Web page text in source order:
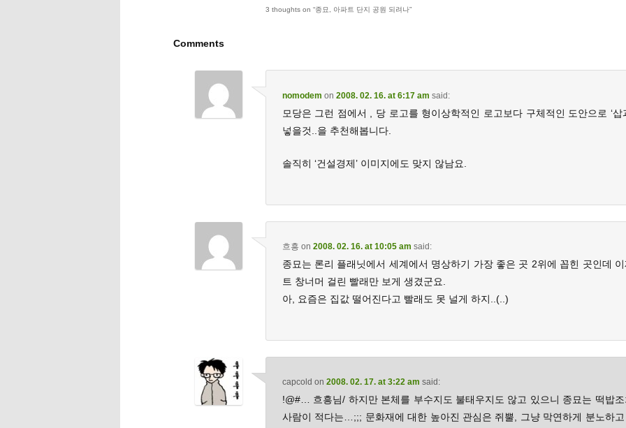
3 thoughts on “종묘, 아파트 단지 공원 되려나”
Comments
nomodem on 2008. 02. 16. at 6:17 am said:
모당은 그런 점에서 , 당 로고를 형이상학적인 로고보다 구체적인 도안으로 ‘삽
넣을것..을 추천해봅니다.
솔직히 ‘건설경제’ 이미지에도 맞지 않남요.
흐흥 on 2008. 02. 16. at 10:05 am said:
종묘는 론리 플래닛에서 세계에서 명상하기 가장 좋은 곳 2위에 꼽힌 곳인데
트 창너머 걸린 빨래만 보게 생겼군요.
아, 요즘은 집값 떨어진다고 빨래도 못 널게 하지..(..)
capcold on 2008. 02. 17. at 3:22 am said:
!@#… 흐흥님/ 하지만 본체를 부수지도 불태우지도 않고 있으니 종묘는 떡밥
사람이 적다는…;;; 문화재에 대한 높아진 관심은 쥐뿔, 그냥 막연하게 분노하